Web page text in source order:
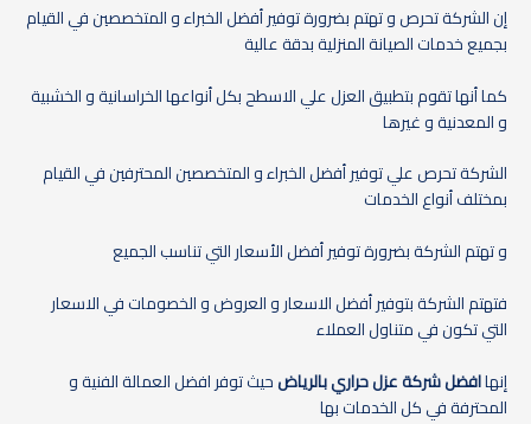
إن الشركة تحرص و تهتم بضرورة توفير أفضل الخبراء و المتخصصين في القيام
بجميع خدمات الصيانة المنزلية بدقة عالية
كما أنها تقوم بتطبيق العزل علي الاسطح بكل أنواعها الخراسانية و الخشبية
و المعدنية و غيرها
الشركة تحرص علي توفير أفضل الخبراء و المتخصصين المحترفين في القيام
بمختلف أنواع الخدمات
و تهتم الشركة بضرورة توفير أفضل الأسعار التي تناسب الجميع
فتهتم الشركة بتوفير أفضل الاسعار و العروض و الخصومات في الاسعار
التي تكون في متناول العملاء
إنهاافضل شركة عزل حراري بالرياضحيث توفر افضل العمالة الفنية و
المحترفة في كل الخدمات بها